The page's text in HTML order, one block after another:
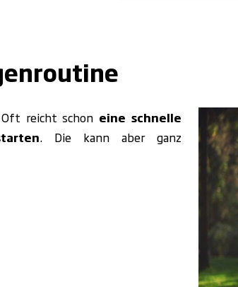
reicht schon eine schnelle
. Die kann aber ganz